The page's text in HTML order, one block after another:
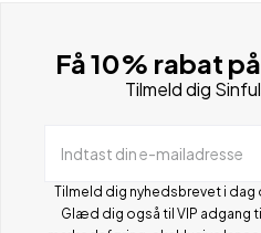
Få 10% rabat
Tilmeld dig
Indtast din e-mailadresse
Tilmeld dig nyhedsbrevet i dag
Glæd dig også til VIP adgang